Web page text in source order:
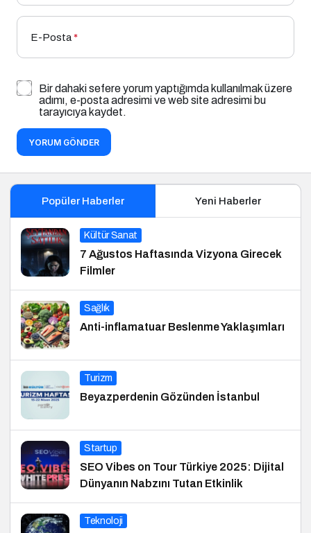
E-Posta*
Bir dahaki sefere yorum yaptığımda kullanılmak üzere
adımı, e-posta adresimi ve web site adresimi bu
tarayıcıya kaydet.
YORUM GÖNDER
Popüler Haberler Yeni Haberler
Kültür Sanat
7 Ağustos Haftasında Vizyona Girecek
Filmler
Sağlık
Anti-inflamatuar Beslenme Yaklaşımları
Turizm
Beyazperdenin Gözünden İstanbul
Startup
SEO Vibes on Tour Türkiye 2025: Dijital
Dünyanın Nabzını Tutan Etkinlik
Teknoloji